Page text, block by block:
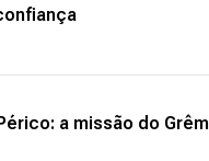
a missão do